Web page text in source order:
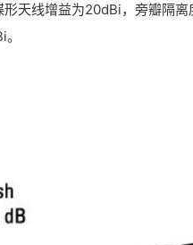
形天线增益为20dBi，旁瓣隔